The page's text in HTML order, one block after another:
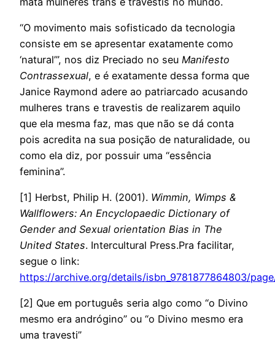
“O movimento mais sofisticado da tecnologia
consiste em se apresentar exatamente como
‘natural’”, nos diz Preciado no seu Manifesto
Contrassexual, e é exatamente dessa forma que
Janice Raymond adere ao patriarcado acusando
mulheres trans e travestis de realizarem aquilo
que ela mesma faz, mas que não se dá conta
pois acredita na sua posição de naturalidade, ou
como ela diz, por possuir uma “essência
feminina”.
[1] Herbst, Philip H. (2001). Wimmin, Wimps &
Wallflowers: An Encyclopaedic Dictionary of
Gender and Sexual orientation Bias in The
United States. Intercultural Press.Pra facilitar,
segue o link:
https://archive.org/details/isbn_9781877864803/
[2] Que em português seria algo como “o Divino
mesmo era andrógino” ou “o Divino mesmo era
uma travesti”